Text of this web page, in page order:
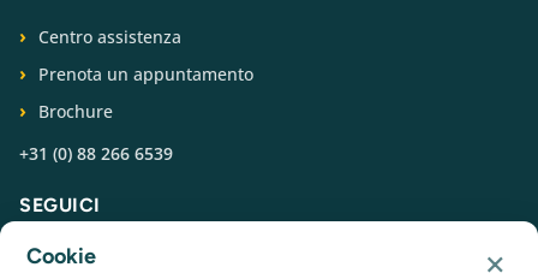
Centro assistenza
Prenota un appuntamento
Brochure
+31 (0) 88 266 6539
SEGUICI
Cookie ×